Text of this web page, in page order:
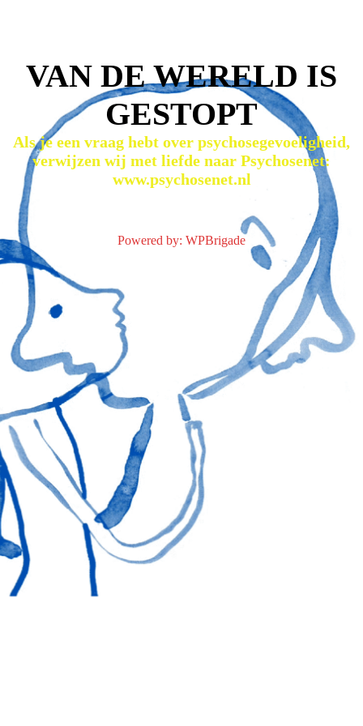
VAN DE WERELD IS
GESTOPT
Als je een vraag hebt over psychosegevoeligheid,
verwijzen wij met liefde naar Psychosenet:
www.psychosenet.nl
Powered by: WPBrigade